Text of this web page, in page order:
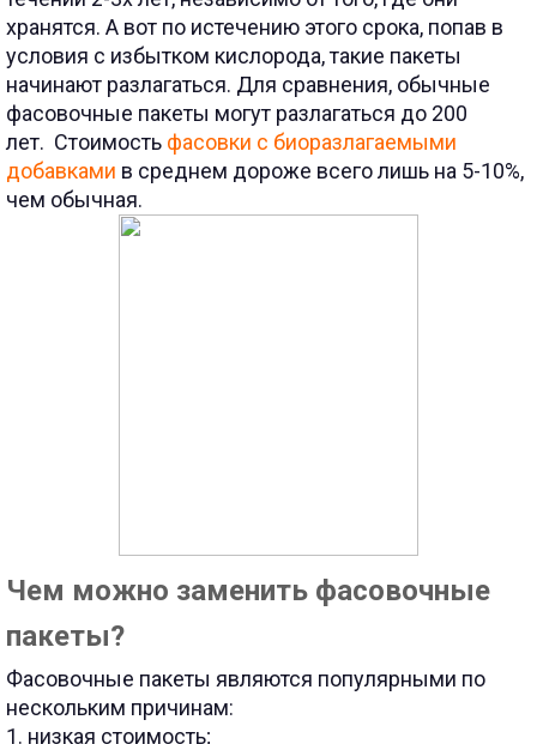
хранятся. А вот по истечению этого срока, попав в
условия с избытком кислорода, такие пакеты
начинают разлагаться. Для сравнения, обычные
фасовочные пакеты могут разлагаться до 200
лет. Стоимость фасовки с биоразлагаемыми
добавками в среднем дороже всего лишь на 5-10%,
чем обычная.
Чем можно заменить фасовочные
пакеты?
Фасовочные пакеты являются популярными по
нескольким причинам:
1. низкая стоимость;